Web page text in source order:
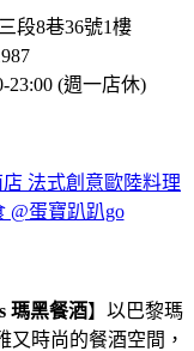
段8巷36號1樓
23:00 (週一店休)
店 法式創意歐陸料理
@蛋寶趴趴go
瑪黑餐酒】以巴黎瑪
又時尚的餐酒空間，